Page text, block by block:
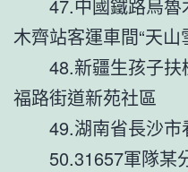
47.中國鐵路烏
木齊站客運車間“天山
48.新疆生孩子
福路街道新苑社區
49.湖南省長沙
50.31657軍隊某